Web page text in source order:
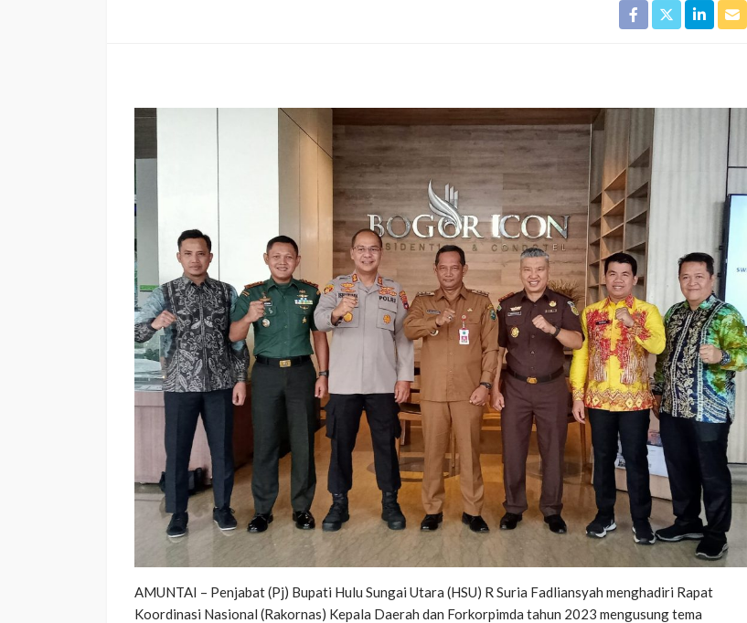
AMUNTAI – Penjabat (Pj) Bupati Hulu Sungai Utara (HSU) R Suria Fadliansyah menghadiri Rapat
Koordinasi Nasional (Rakornas) Kepala Daerah dan Forkorpimda tahun 2023 mengusung tema